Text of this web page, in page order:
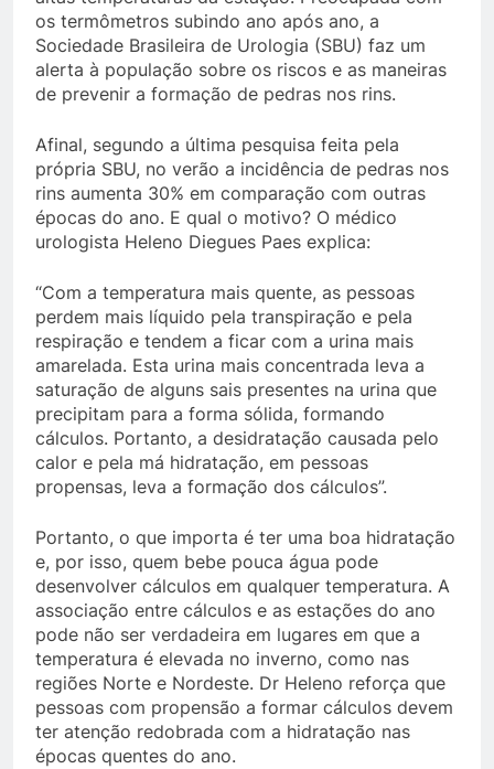
os termômetros subindo ano após ano, a
Sociedade Brasileira de Urologia (SBU) faz um
alerta à população sobre os riscos e as maneiras
de prevenir a formação de pedras nos rins.
Afinal, segundo a última pesquisa feita pela
própria SBU, no verão a incidência de pedras nos
rins aumenta 30% em comparação com outras
épocas do ano. E qual o motivo? O médico
urologista Heleno Diegues Paes explica:
“Com a temperatura mais quente, as pessoas
perdem mais líquido pela transpiração e pela
respiração e tendem a ficar com a urina mais
amarelada. Esta urina mais concentrada leva a
saturação de alguns sais presentes na urina que
precipitam para a forma sólida, formando
cálculos. Portanto, a desidratação causada pelo
calor e pela má hidratação, em pessoas
propensas, leva a formação dos cálculos”.
Portanto, o que importa é ter uma boa hidratação
e, por isso, quem bebe pouca água pode
desenvolver cálculos em qualquer temperatura. A
associação entre cálculos e as estações do ano
pode não ser verdadeira em lugares em que a
temperatura é elevada no inverno, como nas
regiões Norte e Nordeste. Dr Heleno reforça que
pessoas com propensão a formar cálculos devem
ter atenção redobrada com a hidratação nas
épocas quentes do ano.